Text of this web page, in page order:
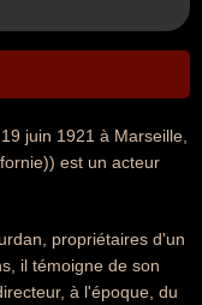
juin 1921 à Marseille,
est un acteur
propriétaires d'un
il témoigne de son
à l'époque, du